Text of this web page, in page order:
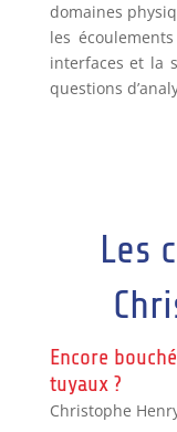
domaines
les
interfaces et la
questions
Les
Encore
tuyaux ?
Christophe